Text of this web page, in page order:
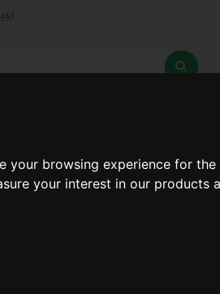
your browsing experience for
your interest in our products